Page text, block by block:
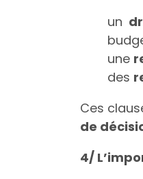
un
une
des
Ces
de
4/